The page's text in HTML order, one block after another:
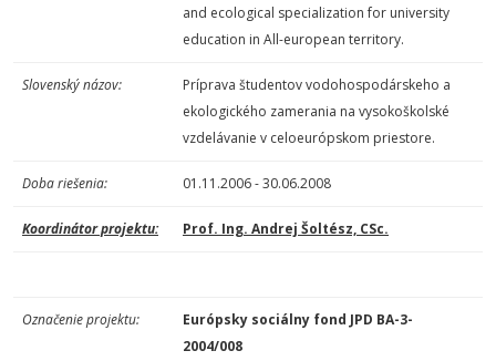
and ecological specialization for university
education in All-european territory.
Slovenský názov:
Príprava študentov vodohospodárskeho a
ekologického zamerania na vysokoškolské
vzdelávanie v celoeurópskom priestore.
Doba riešenia: 01.11.2006 - 30.06.2008
Koordinátor projektu: Prof. Ing. Andrej Šoltész, CSc.
Označenie projektu:
Európsky sociálny fond JPD BA-3-
2004/008